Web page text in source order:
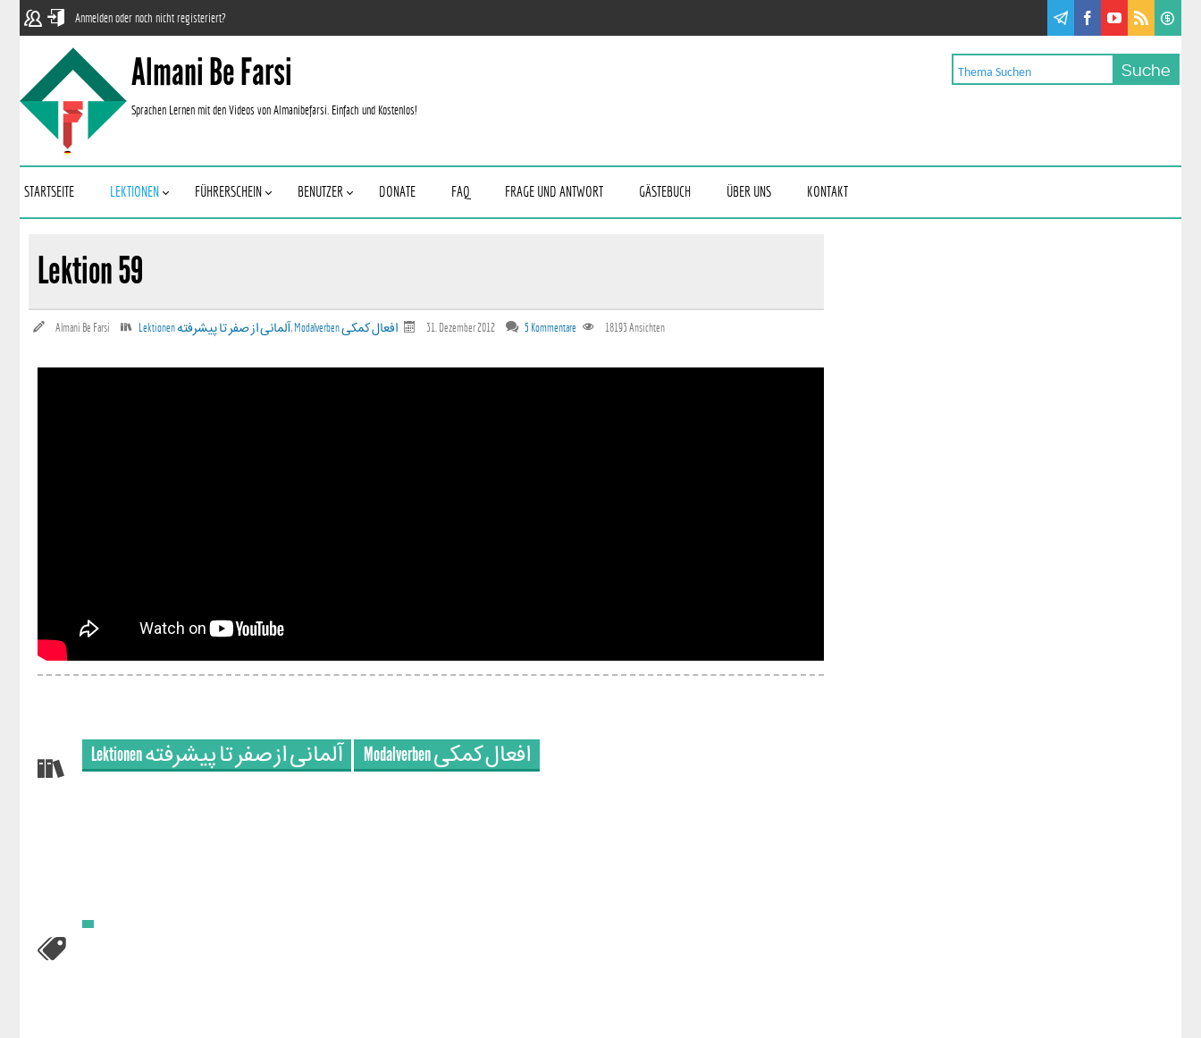
Anmelden oder noch nicht registeriert?
Almani Be Farsi
Sprachen Lernen mit den Videos von Almanibefarsi. Einfach und Kostenlos!
STARTSEITE LEKTIONEN FÜHRERSCHEIN BENUTZER DONATE FAQ FRAGE UND ANTWORT GÄSTEBUCH ÜBER UNS KONTAKT
Lektion 59
Almani Be Farsi Lektionen آلمانی‌ از صفر تا پیشرفته, 31. Dezember 2012 5 Kommentare 18193 Ansichten
Lektionen آلمانی‌ از صفر تا پیشرفته